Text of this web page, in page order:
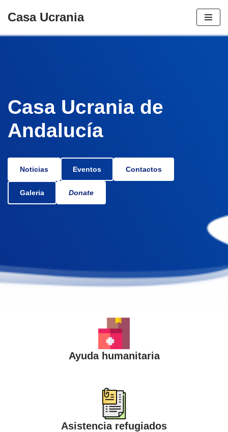
Casa Ucrania
Casa Ucrania de
Andalucía
Noticias Eventos Contactos
Galeria Donate
Ayuda humanitaria
Asistencia refugiados